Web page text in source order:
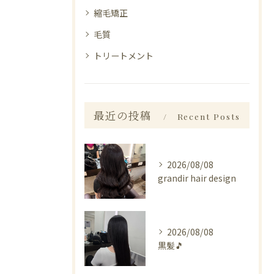
縮毛矯正
毛質
トリートメント
最近の投稿 Recent Posts
2026/08/08
grandir hair design
2026/08/08
黒髪🎵